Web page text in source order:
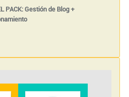
PACK: Gestión de Blog +